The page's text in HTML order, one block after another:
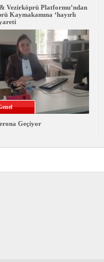
Vezirköprü Platformu’ndan
Kaymakamına ‘hayırlı
Geçiyor